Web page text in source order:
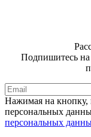
Подпишитесь на
Нажимая на кнопку,
персональных
персональных